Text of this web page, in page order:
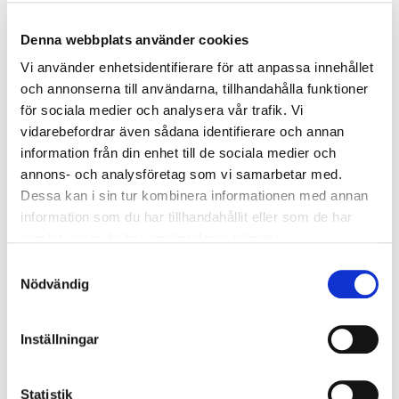
Denna webbplats använder cookies
Vi använder enhetsidentifierare för att anpassa innehållet
och annonserna till användarna, tillhandahålla funktioner
för sociala medier och analysera vår trafik. Vi
vidarebefordrar även sådana identifierare och annan
information från din enhet till de sociala medier och
annons- och analysföretag som vi samarbetar med.
Dessa kan i sin tur kombinera informationen med annan
information som du har tillhandahållit eller som de har
Nödvändig
Inställningar
Statistik
integrerat i Siemens övriga ekosystem.
när ledtiderna pressas. Ett starkt exempel på detta som
visades upp var Racing Bulls F1-team, som använder
avancerade simuleringsverktyg från Simcenter för att
kunna bygga, testa och optimera sina bilar under
stenhårda budgettak - med en ny "release" och
uppdatering av bilen inför varje enskilt race.
brinner för varje dag: tekniken ger oss helt nya
möjligheter att korta ledtider och jobba smartare, men
framgången ligger i hur vi implementerar den och tar
med oss människan i den stora omställningen vi står